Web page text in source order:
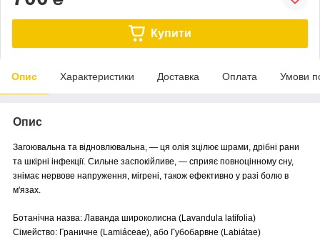
Купити
Опис Характеристики Доставка Оплата Умови
Опис
Загоювальна та відновлювальна, — ця олія зцілює шрами, дрібні рани
та шкірні інфекції. Сильне заспокійливе, — сприяє повноцінному сну,
знімає нервове напруження, мігрені, також ефективно у разі болю в
м'язах.
Ботанічна назва: Лаванда широколисна (Lavandula latifolia)
Сімейство: Граничне (Lamiáceae), або Губобарвне (Labiátae)